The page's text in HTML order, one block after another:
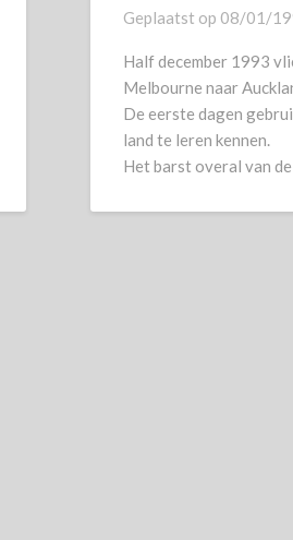
Geplaatst op 08/01/
Half december 1993
Melbourne naar
De eerste dagen
land te leren kennen.
Het barst overal van